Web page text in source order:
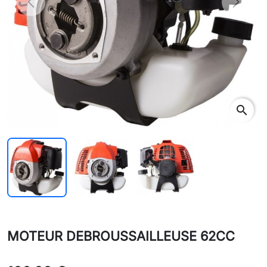
Previous Next
search
MOTEUR DEBROUSSAILLEUSE 62CC